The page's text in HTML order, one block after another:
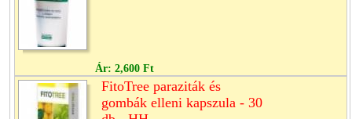
Ár: 2,600 Ft
FitoTree paraziták és
gombák elleni kapszula - 30